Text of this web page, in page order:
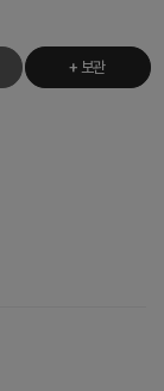
+ 보관